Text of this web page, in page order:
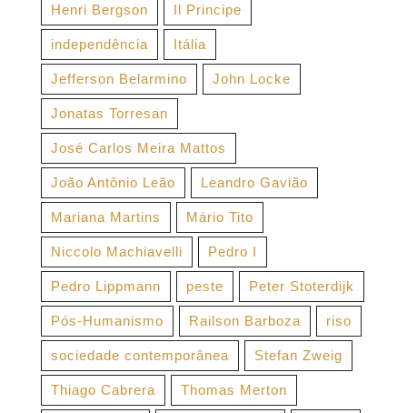
Henri Bergson Il Principe
independência Itália
Jefferson Belarmino John Locke
Jonatas Torresan
José Carlos Meira Mattos
João Antônio Leão Leandro Gavião
Mariana Martins Mário Tito
Niccolo Machiavelli Pedro I
Pedro Lippmann peste Peter Stoterdijk
Pós-Humanismo Railson Barboza riso
sociedade contemporânea Stefan Zweig
Thiago Cabrera Thomas Merton